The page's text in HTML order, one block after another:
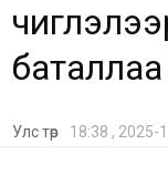
баталлаа
Улс төр 18:38 , 2025-